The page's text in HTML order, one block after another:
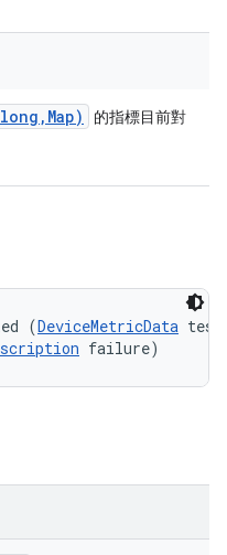
long , Map)
的指標目前對
(DeviceMetricData
failure)